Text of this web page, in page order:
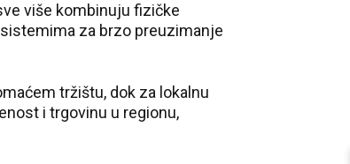
više kombinuju fizičke
za brzo preuzimanje
tržištu, dok za lokalnu
i trgovinu u regionu,